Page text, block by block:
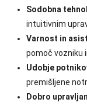
Sodobna
intuitivnim
Varnost in
pomoč vozniku
Udobje
premišljene
Dobro